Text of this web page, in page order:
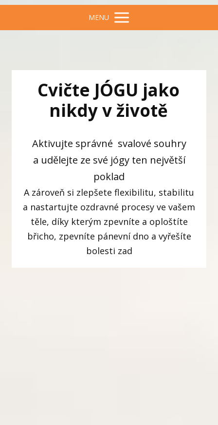
MENU
Cvičte JÓGU jako
nikdy v životě
Aktivujte správné svalové souhry
a udělejte ze své jógy ten největší
poklad
A zároveň si zlepšete flexibilitu, stabilitu
a nastartujte ozdravné procesy ve vašem
těle, díky kterým zpevníte a oploštíte
břicho, zpevníte pánevní dno a vyřešíte
bolesti zad